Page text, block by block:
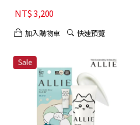
NT$3,200
加入購物車 快速預覽